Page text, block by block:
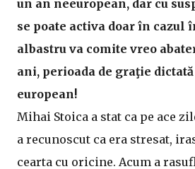
un an neeuropean, dar cu
se poate activa doar în cazul
albastru va comite vreo
ani, perioada de graţie
european!
Mihai Stoica a stat ca pe ace
a recunoscut ca era stresat,
cearta cu oricine. Acum a